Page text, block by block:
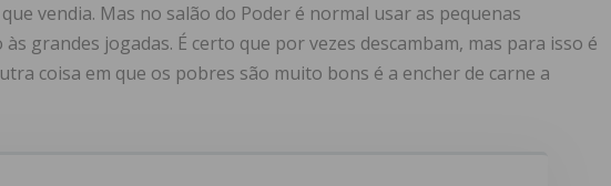
vendia. Mas no salão do Poder é normal usar as pequenas
grandes jogadas. É certo que por vezes descambam, mas para isso é
coisa em que os pobres são muito bons é a encher de carne a